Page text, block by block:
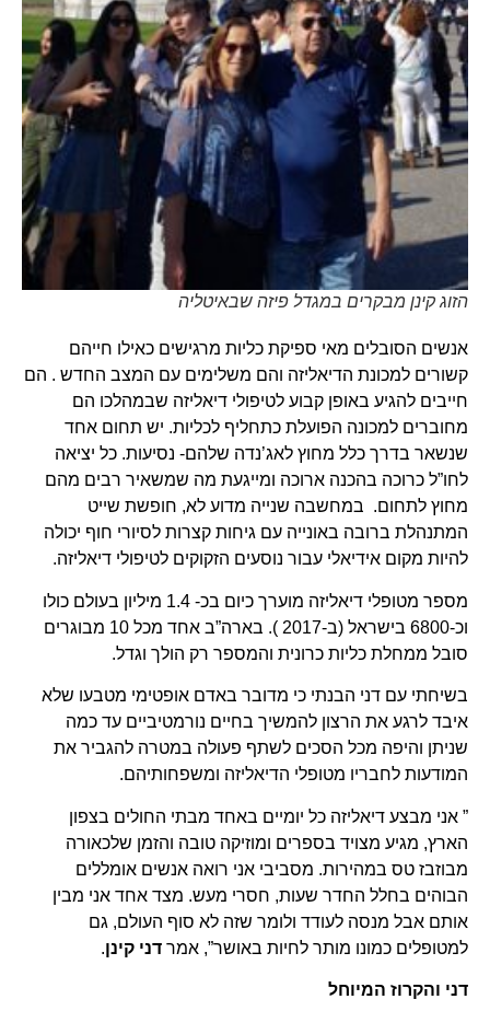
הזוג קינן מבקרים במגדל פיזה שבאיטליה
אנשים הסובלים מאי ספיקת כליות מרגישים כאילו חייהם
קשורים למכונת הדיאליזה והם משלימים עם המצב החדש . הם
חייבים להגיע באופן קבוע לטיפולי דיאליזה שבמהלכו הם
מחוברים למכונה הפועלת כתחליף לכליות. יש תחום אחד
שנשאר בדרך כלל מחוץ לאג’נדה שלהם- נסיעות. כל יציאה
לחו”ל כרוכה בהכנה ארוכה ומייגעת מה שמשאיר רבים מהם
מחוץ לתחום. במחשבה שנייה מדוע לא, חופשת שייט
המתנהלת ברובה באונייה עם גיחות קצרות לסיורי חוף יכולה
להיות מקום אידיאלי עבור נוסעים הזקוקים לטיפולי דיאליזה.
מספר מטופלי דיאליזה מוערך כיום בכ- 1.4 מיליון בעולם כולו
וכ-6800 בישראל (ב-2017 ). בארה”ב אחד מכל 10 מבוגרים
סובל ממחלת כליות כרונית והמספר רק הולך וגדל.
בשיחתי עם דני הבנתי כי מדובר באדם אופטימי מטבעו שלא
איבד לרגע את הרצון להמשיך בחיים נורמטיביים עד כמה
שניתן והיפה מכל הסכים לשתף פעולה במטרה להגביר את
המודעות לחבריו מטופלי הדיאליזה ומשפחותיהם.
” אני מבצע דיאליזה כל יומיים באחד מבתי החולים בצפון
הארץ, מגיע מצויד בספרים ומוזיקה טובה והזמן שלכאורה
מבוזבז טס במהירות. מסביבי אני רואה אנשים אומללים
הבוהים בחלל החדר שעות, חסרי מעש. מצד אחד אני מבין
אותם אבל מנסה לעודד ולומר שזה לא סוף העולם, גם
למטופלים כמונו מותר לחיות באושר”, אמרדני קינן.
דני והקרוז המיוחל